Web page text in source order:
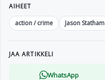
AIHEET
action / crime
Jason Statham
JAA ARTIKKELI
WhatsApp